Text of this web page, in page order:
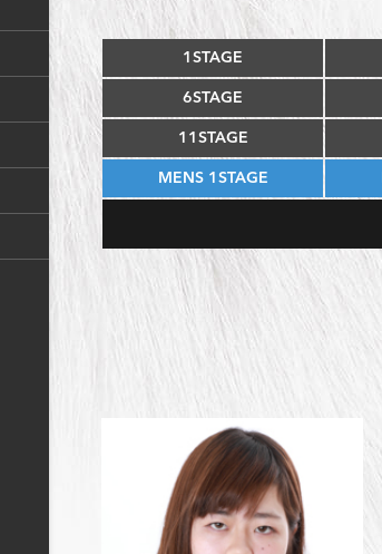
1STAGE
6STAGE
11STAGE
MENS 1STAGE